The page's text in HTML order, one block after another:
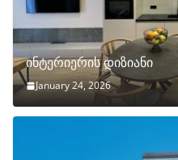
ინტერიერის დიზიანი
January 24, 2026